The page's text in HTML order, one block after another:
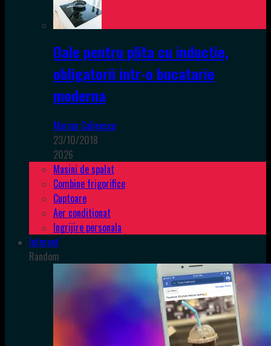
Oale pentru plita cu inductie,
obligatorii intr-o bucatarie
moderna
Marian Calinescu
23/10/2018
2026
Masini de spalat
Combine frigorifice
Cuptoare
Aer conditionat
Ingrijire personala
Internet
Random